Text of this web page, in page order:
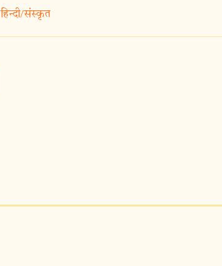
हिन्दी/संस्कृत